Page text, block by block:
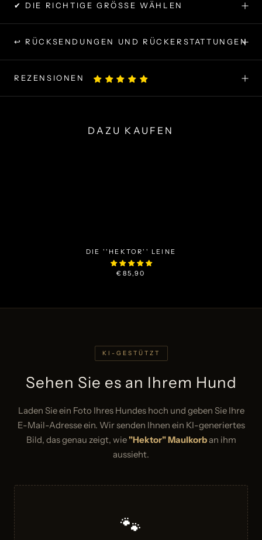
✔ DIE RICHTIGE GRÖSSE WÄHLEN
↩ RÜCKSENDUNGEN UND RÜCKERSTATTUNGEN
REZENSIONEN
DAZU KAUFEN
DIE ''HEKTOR'' LEINE
€85,90
KI-GESTÜTZT
Sehen Sie es an Ihrem Hund
Laden Sie ein Foto Ihres Hundes hoch und geben Sie Ihre
E-Mail-Adresse ein. Wir senden Ihnen ein KI-generiertes
Bild, das genau zeigt, wie"Hektor" Maulkorban ihm
aussieht.
🐾